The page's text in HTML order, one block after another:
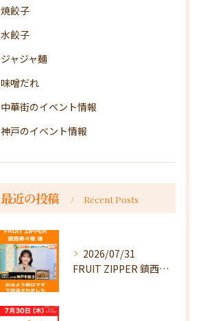
焼餃子
水餃子
ジャジャ麺
味噌だれ
中華街のイベント情報
神戸のイベント情報
最近の投稿 Recent Posts
2026/07/31
FRUIT ZIPPER 鎮西寿々歌様が！